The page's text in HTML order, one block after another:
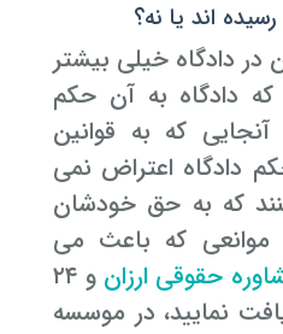
اند یا نه؟
دادگاه خیلی بیشتر
دادگاه به آن حکم
که به قوانین
دادگاه اعتراض نمی
که به حق خودشان
موانعی که باعث می
حقوقی ارزان
و ۲۴
نمایید، در موسسه